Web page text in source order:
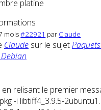
mois#22921 par Claude
Claude sur le sujet
relisant le premier
-i libtiff4_3.9.5-